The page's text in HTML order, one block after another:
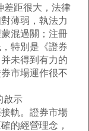
差距很大，法律
薄弱，執法力
混過關；注冊
特別是《證券
未得到有力的
市場運作很不
示
軌。證券市場
的經營理念，